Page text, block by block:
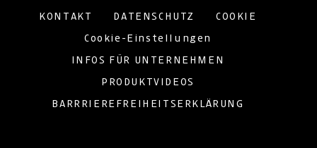
KONTAKT DATENSCHUTZ COOKIE
Cookie-Einstellungen
INFOS FÜR UNTERNEHMEN
PRODUKTVIDEOS
BARRRIEREFREIHEITSERKLÄRUNG